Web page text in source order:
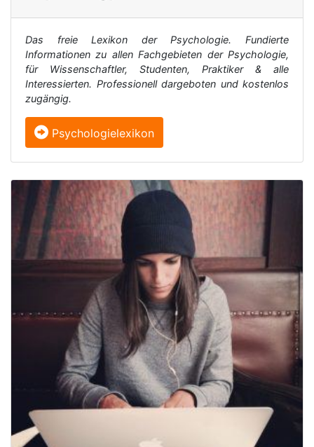
Das freie Lexikon der Psychologie. Fundierte
Informationen zu allen Fachgebieten der Psychologie,
für Wissenschaftler, Studenten, Praktiker & alle
Interessierten. Professionell dargeboten und kostenlos
zugängig.
Psychologielexikon